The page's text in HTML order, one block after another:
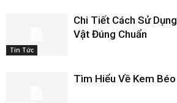
Tin Tức
Chi Tiết Cách Sử
Vật Đúng Chuẩn
Tìm Hiểu Về Kem